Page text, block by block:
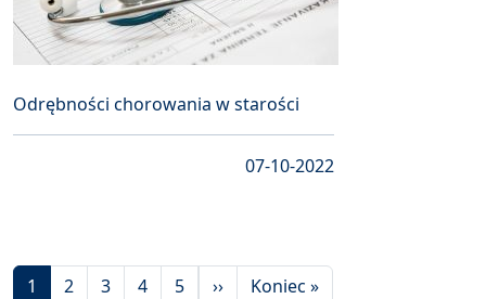
Odrębności chorowania w starości
07-10-2022
Stronicowanie
1 2 3 4 5 ››Następna strona
Koniec »Ostatnia strona